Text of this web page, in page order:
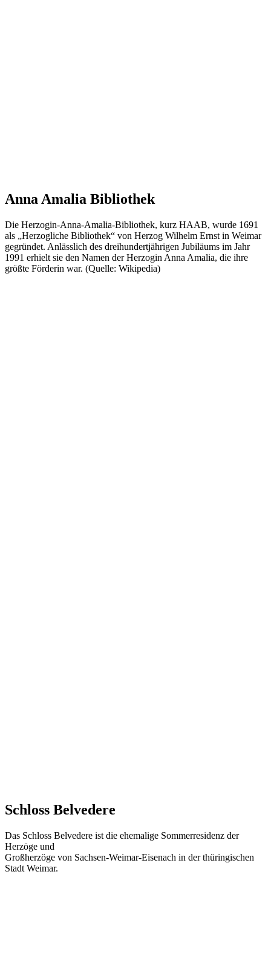
Anna Amalia Bibliothek
Die Herzogin-Anna-Amalia-Bibliothek, kurz HAAB, wurde 1691
als „Herzogliche Bibliothek“ von Herzog Wilhelm Ernst in Weimar
gegründet. Anlässlich des dreihundertjährigen Jubiläums im Jahr
1991 erhielt sie den Namen der Herzogin Anna Amalia, die ihre
größte Förderin war. (Quelle: Wikipedia)
Schloss Belvedere
Das Schloss Belvedere ist die ehemalige Sommerresidenz der
Herzöge und
Großherzöge von Sachsen-Weimar-Eisenach in der thüringischen
Stadt Weimar.